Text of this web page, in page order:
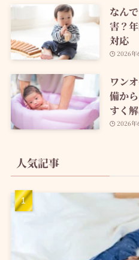
なん
害？
対応
2026年
ワン
備か
すく
2026年
人気記事